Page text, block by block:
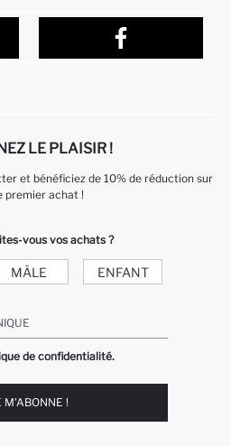
?
LE PLAISIR !
et bénéficiez de 10% de réduction sur
premier achat !
vous vos achats ?
MÂLE ENFANT
de confidentialité.
M'ABONNE !